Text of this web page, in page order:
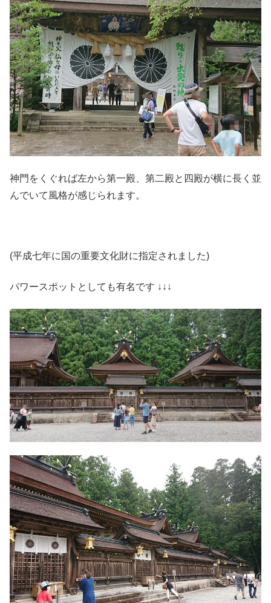
神門をくぐれば左から第一殿、第二殿と四殿が横に長く並
んでいて風格が感じられます。
(平成七年に国の重要文化財に指定されました)
パワースポットとしても有名です ↓↓↓